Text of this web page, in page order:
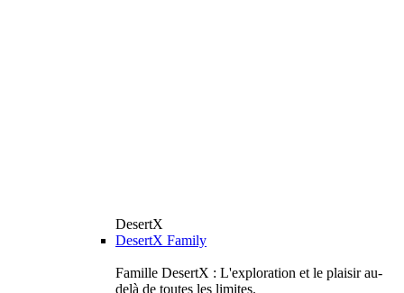
DesertX
DesertX Family
Famille DesertX : L'exploration et le plaisir au-
delà de toutes les limites.